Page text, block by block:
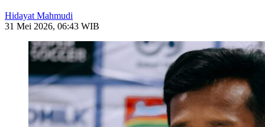
Hidayat Mahmudi
31 Mei 2026, 06:43 WIB